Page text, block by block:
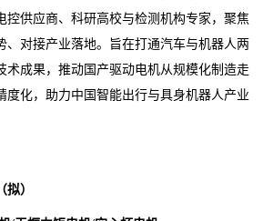
控供应商、科研高校与检测机构专家，聚焦
、对接产业落地。旨在打通汽车与机器人两
术成果，推动国产驱动电机从规模化制造走
度化，助力中国智能出行与具身机器人产业
）